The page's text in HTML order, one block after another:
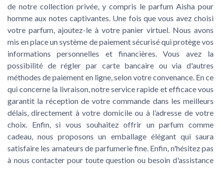
de notre collection privée, y compris le parfum Aisha pour
homme aux notes captivantes. Une fois que vous avez choisi
votre parfum, ajoutez-le à votre panier virtuel. Nous avons
mis en place un système de paiement sécurisé qui protège vos
informations personnelles et financières. Vous avez la
possibilité de régler par carte bancaire ou via d'autres
méthodes de paiement en ligne, selon votre convenance. En ce
qui concerne la livraison, notre service rapide et efficace vous
garantit la réception de votre commande dans les meilleurs
délais, directement à votre domicile ou à l’adresse de votre
choix. Enfin, si vous souhaitez offrir un parfum comme
cadeau, nous proposons un emballage élégant qui saura
satisfaire les amateurs de parfumerie fine. Enfin, n'hésitez pas
à nous contacter pour toute question ou besoin d'assistance